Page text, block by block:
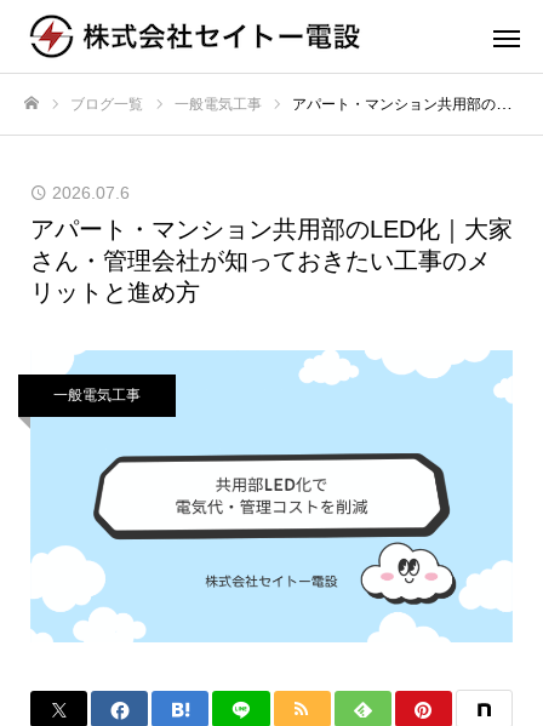
ブログ一覧 一般電気工事 アパート・マンション共用部のLED化｜大家さん・管理会社が知っておきたい工事のメリットと進め方
2026.07.6
アパート・マンション共用部のLED化｜大家
さん・管理会社が知っておきたい工事のメ
リットと進め方
一般電気工事